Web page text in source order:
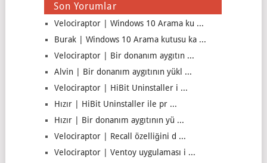
Son Yorumlar
Velociraptor | Windows 10 Arama ku ...
Burak | Windows 10 Arama kutusu ka ...
Velociraptor | Bir donanım aygıtın ...
Alvin | Bir donanım aygıtının yükl ...
Velociraptor | HiBit Uninstaller i ...
Hızır | HiBit Uninstaller ile pr ...
Hızır | Bir donanım aygıtının yü ...
Velociraptor | Recall özelliğini d ...
Velociraptor | Ventoy uygulaması i ...